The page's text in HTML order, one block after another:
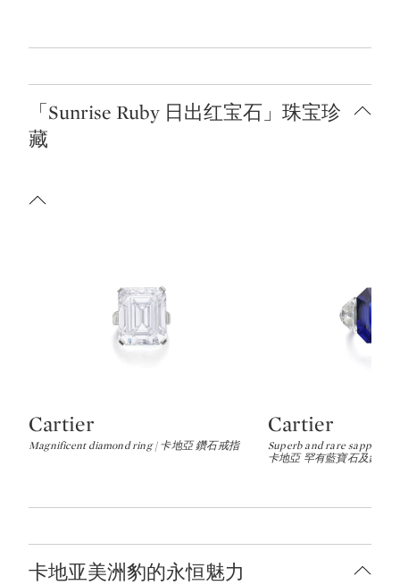
「Sunrise Ruby 日出红宝石」珠宝珍
藏
Type: lot
Cartier
Magnificent diamond ring | 卡地亞 鑽石戒指
Type: lot
Cartier
Superb and rare sapphire
卡地亞 罕有藍寶石及鑽石
卡地亚美洲豹的永恒魅力